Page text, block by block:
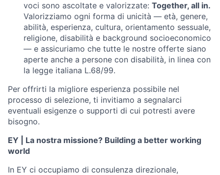
voci sono ascoltate e valorizzate: Together, all in.
Valorizziamo ogni forma di unicità — età, genere,
abilità, esperienza, cultura, orientamento sessuale,
religione, disabilità e background socioeconomico
— e assicuriamo che tutte le nostre offerte siano
aperte anche a persone con disabilità, in linea con
la legge italiana L.68/99.
Per offrirti la migliore esperienza possibile nel
processo di selezione, ti invitiamo a segnalarci
eventuali esigenze o supporti di cui potresti avere
bisogno.
EY | La nostra missione? Building a better working
world
In EY ci occupiamo di consulenza direzionale,